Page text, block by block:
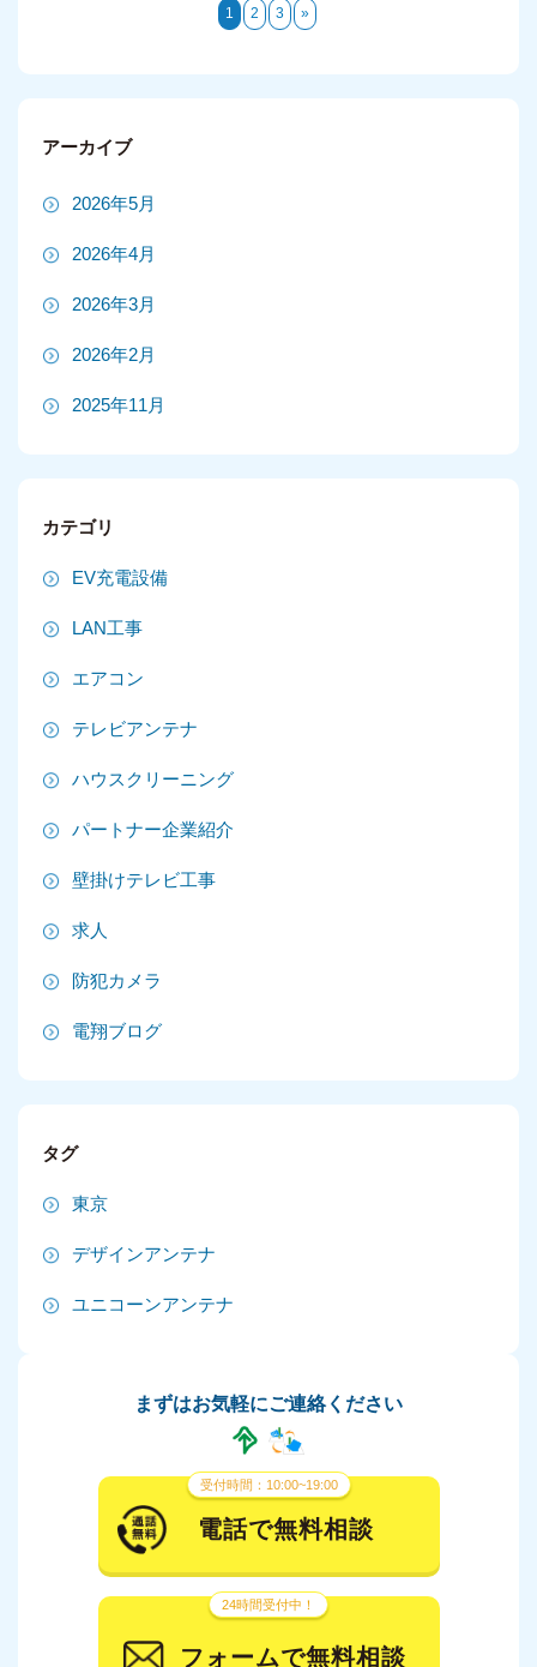
1 2 3 »
アーカイブ
2026年5月
2026年4月
2026年3月
2026年2月
2025年11月
2024年8月
2024年7月
2024年6月
2024年5月
2024年3月
2024年1月
2023年12月
2023年11月
カテゴリ
EV充電設備
LAN工事
エアコン
テレビアンテナ
ハウスクリーニング
パートナー企業紹介
壁掛けテレビ工事
求人
防犯カメラ
電翔ブログ
タグ
東京
デザインアンテナ
ユニコーンアンテナ
まずはお気軽にご連絡ください
受付時間：10:00~19:00
電話で無料相談
24時間受付中！
フォームで無料相談